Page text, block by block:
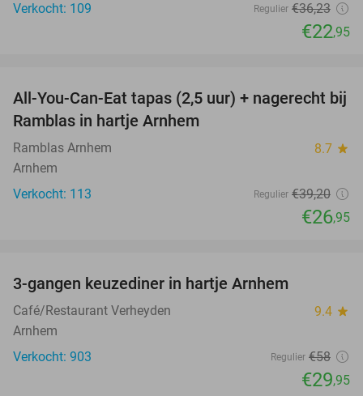
Verkocht: 109
Regulier €36,23
€22,95
31%
All-You-Can-Eat tapas (2,5 uur) + nagerecht bij
Ramblas in hartje Arnhem
Ramblas Arnhem 8.7 star
Arnhem
Verkocht: 113
Regulier €39,20
€26,95
3-gangen keuzediner in hartje Arnhem
Café/Restaurant Verheyden 9.4 star
Arnhem
Verkocht: 903
Regulier €58
€29,95